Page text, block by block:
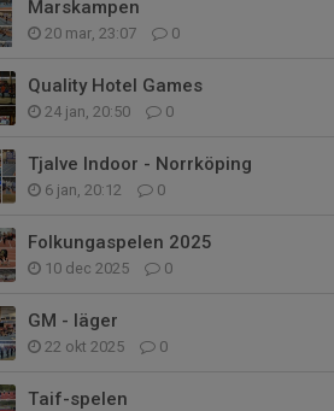
Marskampen
20 mar, 23:07 0
Quality Hotel Games
24 jan, 20:50 0
Tjalve Indoor - Norrköping
6 jan, 20:12 0
Folkungaspelen 2025
10 dec 2025 0
GM - läger
22 okt 2025 0
Taif-spelen